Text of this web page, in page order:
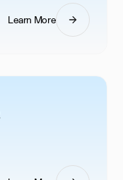
Learn More